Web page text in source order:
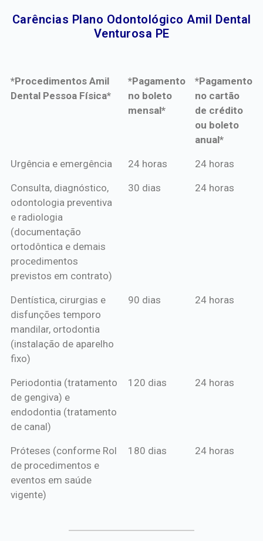
Carências Plano Odontológico Amil Dental
Venturosa PE​
*Procedimentos Amil
Dental Pessoa Física*
*Pagamento
no boleto
mensal*
*Pagamento
no cartão
de crédito
ou boleto
anual*
*Procedimentos Amil
*Pagamento
mensal*
*Pagamento
de crédito
Urgência e emergência 24 horas 24 horas
Consulta, diagnóstico,
odontologia preventiva
e radiologia
(documentação
ortodôntica e demais
procedimentos
previstos em contrato)
30 dias 24 horas
Dentística, cirurgias e
disfunções temporo
mandilar, ortodontia
(instalação de aparelho
fixo)
90 dias 24 horas
Periodontia (tratamento
de gengiva) e
endodontia (tratamento
de canal)
120 dias 24 horas
Próteses (conforme Rol
de procedimentos e
eventos em saúde
vigente)
180 dias 24 horas